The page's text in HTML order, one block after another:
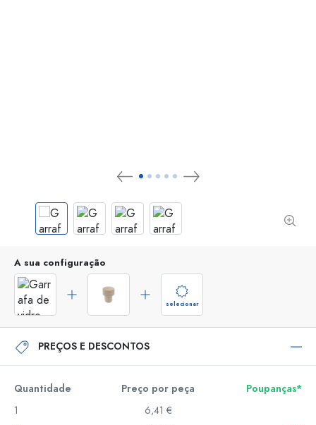
A sua configuração
selecionar
PREÇOS E DESCONTOS
Quantidade Preço por peça
Poupanças*
1
6,41 €